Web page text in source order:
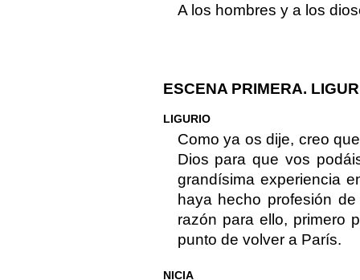
A los hombres y a los
ESCENA PRIMERA.
LIGURIO
Como ya os dije, creo
Dios para que vos
grandísima experiencia
haya hecho profesión
razón para ello, primero
punto de volver a París.
NICIA